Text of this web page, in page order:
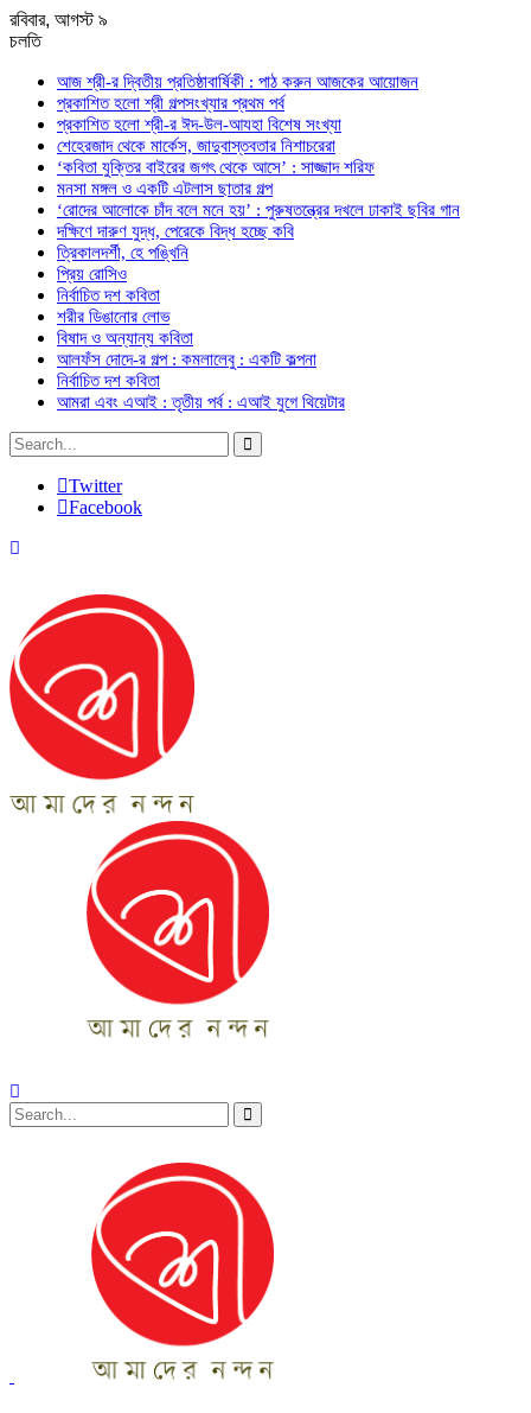
রবিবার, আগস্ট ৯
চলতি
আজ শ্রী-র দ্বিতীয় প্রতিষ্ঠাবার্ষিকী : পাঠ করুন আজকের আয়োজন
প্রকাশিত হলো শ্রী গল্পসংখ্যার প্রথম পর্ব
প্রকাশিত হলো শ্রী-র ঈদ-উল-আযহা বিশেষ সংখ্যা
শেহেরজাদ থেকে মার্কেস, জাদুবাস্তবতার নিশাচরেরা
‘কবিতা যুক্তির বাইরের জগৎ থেকে আসে’ : সাজ্জাদ শরিফ
মনসা মঙ্গল ও একটি এটলাস ছাতার গল্প
‘রোদের আলোকে চাঁদ বলে মনে হয়’ : পুরুষতন্ত্রের দখলে ঢাকাই ছবির গান
দক্ষিণে দারুণ যুদ্ধ, পেরেকে বিদ্ধ হচ্ছে কবি
ত্রিকালদর্শী, হে পঙ্খিনি
প্রিয় রোসিও
নির্বাচিত দশ কবিতা
শরীর ডিঙানোর লোভ
বিষাদ ও অন্যান্য কবিতা
আলফঁস দোদে-র গল্প : কমলালেবু : একটি কল্পনা
নির্বাচিত দশ কবিতা
আমরা এবং এআই : তৃতীয় পর্ব : এআই যুগে থিয়েটার
Twitter
Facebook